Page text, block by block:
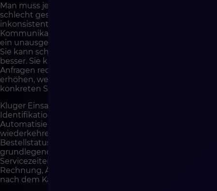
Man muss jedoch klar sagen: KI repariert keinen
schlecht gestalteten Prozess. Wenn das Unternehmen
inkonsistente Daten, veraltete Status, verstreute
Kommunikationskanäle, fehlende klare Verfahren und
ein unausgereiftes FAQ hat, wird KI auf Chaos arbeiten.
Sie kann schneller antworten, aber nicht unbedingt
besser. Sie kann die Anzahl der für das Team sichtbaren
Anfragen reduzieren, aber die Frustration der Kunden
erhöhen, wenn Antworten unpräzise oder von der
konkreten Situation losgelöst sind.
Kluger Einsatz von KI im BOK sollte mit der
Identifikation von Fällen beginnen, die sich wirklich für
Automatisierung eignen. Die besten Kandidaten sind
wiederkehrende, datenbasierte und risikoarme Fragen:
Bestellstatus, Tracking, Lieferbedingungen, Rückgaben,
grundlegende Produktinformationen, Verfügbarkeit,
Servicezeiten, Anleitungen, Dokumente, Standort der
Rechnung, Änderung von Daten oder häufigste Fragen
nach dem Kauf.